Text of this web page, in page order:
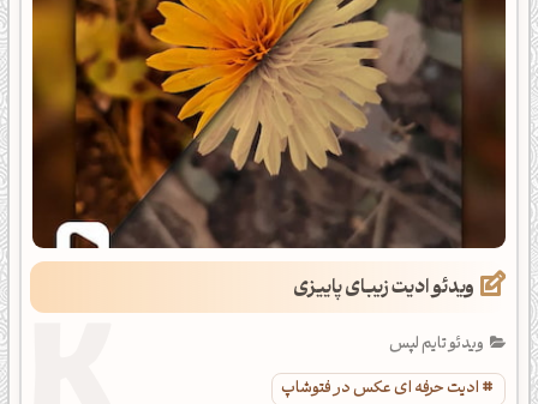
ویدئو ادیت زیبای پاییزی
ویدئو تایم لپس
ادیت حرفه ای عکس در فتوشاپ